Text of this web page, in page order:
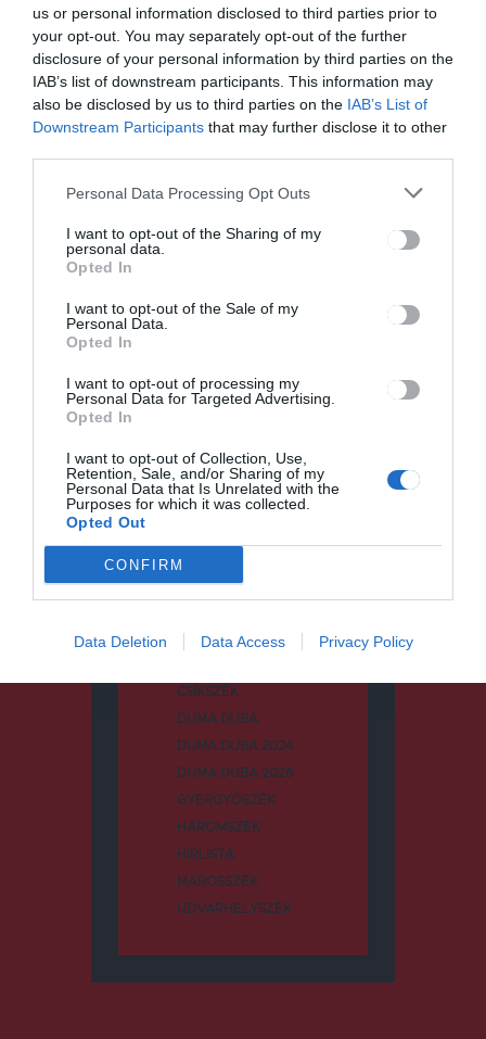
us or personal information disclosed to third parties prior to
your opt-out. You may separately opt-out of the further
disclosure of your personal information by third parties on the
IAB’s list of downstream participants. This information may
also be disclosed by us to third parties on the IAB’s List of
Downstream Participants that may further disclose it to other
Personal Data Processing Opt Outs
I want to opt-out of the Sharing of my
personal data.
Opted In
I want to opt-out of the Sale of my
Personal Data.
Opted In
I want to opt-out of processing my
Personal Data for Targeted Advertising.
Opted In
I want to opt-out of Collection, Use,
Retention, Sale, and/or Sharing of my
Personal Data that Is Unrelated with the
Purposes for which it was collected.
Opted Out
CONFIRM
Data Deletion Data Access Privacy Policy
működésbe helyezését végzi
el a gázszolgáltató
Keresés
Keresés:
CSÍKSZÉK
DUMA DUBA
DUMA DUBA 2024
DUMA DUBA 2026
GYERGYÓSZÉK
HÁROMSZÉK
HÍRLISTA
MAROSSZÉK
UDVARHELYSZÉK